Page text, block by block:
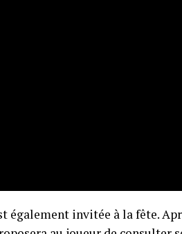
également invitée à la fête.